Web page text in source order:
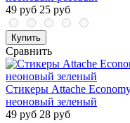
49 руб 25 руб
Купить
Сравнить
Стикеры Attache
неоновый зеленый
49 руб 28 руб